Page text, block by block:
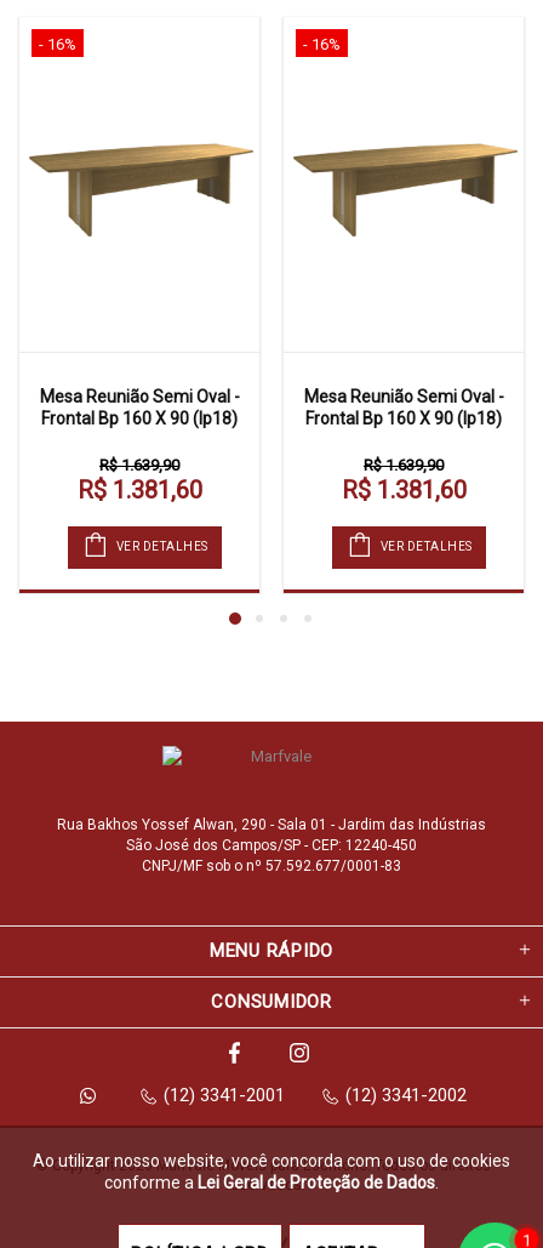
- 16%
Mesa Reunião Semi Oval -
Frontal Bp 160 X 90 (Ip18)
R$ 1.639,90
R$ 1.381,60
VER DETALHES
- 16%
Mesa Reunião Semi Oval -
Frontal Bp 160 X 90 (Ip18)
R$ 1.639,90
R$ 1.381,60
VER DETALHES
Rua Bakhos Yossef Alwan, 290 - Sala 01 - Jardim das Indústrias
São José dos Campos/SP - CEP: 12240-450
CNPJ/MF sob o nº 57.592.677/0001-83
MENU RÁPIDO
CONSUMIDOR
(12) 3341-2001 (12) 3341-2002
© Copyright 2026 Marfvale Móveis para Escritório. Todos os direitos
reservados.
Feito com pela
Ao utilizar nosso website, você concorda com o uso de cookies
conforme a Lei Geral de Proteção de Dados
1